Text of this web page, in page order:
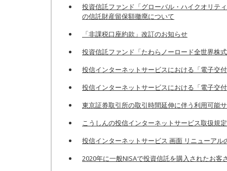
投資信託ファンド「グローバル・ハイクオリテ
の信託財産留保額撤廃について
「非課税口座約款」改訂のお知らせ
投資信託ファンド「たわらノーロード全世界株
投信インターネットサービスにおける「電子交
投信インターネットサービスにおける「電子交
東京証券取引所の取引時間延伸に伴う利用可能
こうしんの投信インターネットサービス取扱規
投信インターネットサービス 画面 リニューアル
2020年に一般NISAで投資信託を購入されたお